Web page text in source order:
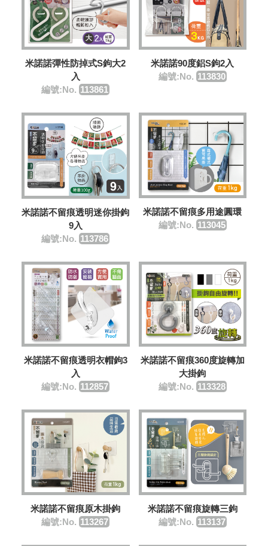
米諾諾彈性防掉式S鉤大2
入
編號:No. 113861
米諾諾90度鋁S鉤2入
編號:No. 113830
米諾諾不留痕透明迷你掛鉤
9入
編號:No. 113786
米諾諾不留痕多用途圓環
編號:No. 113045
米諾諾不留痕透明衣帽鉤3
入
編號:No. 112857
米諾諾不留痕360度旋轉加
大掛鉤
編號:No. 113328
米諾諾不留痕原木掛鉤
編號:No. 113267
米諾諾不留痕旋轉三鉤
編號:No. 113137